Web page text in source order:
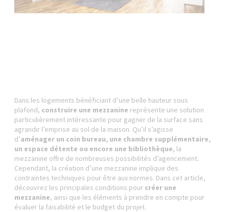
Dans les logements bénéficiant d’une belle hauteur sous
plafond, construire une mezzanine représente une solution
particulièrement intéressante pour gagner de la surface sans
agrandir l’emprise au sol de la maison. Qu’il s’agisse
d’aménager un coin bureau, une chambre supplémentaire,
un espace détente ou encore une bibliothèque, la
mezzanine offre de nombreuses possibilités d’agencement.
Cependant, la création d’une mezzanine implique des
contraintes techniques pour être aux normes. Dans cet article,
découvrez les principales conditions pour créer une
mezzanine, ainsi que les éléments à prendre en compte pour
évaluer la faisabilité et le budget du projet.